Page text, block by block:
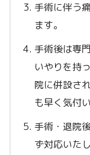
手術に伴う
ます。
手術後は専
いやりを持
院に併設さ
も早く気付
手術・退院
ず対応いた